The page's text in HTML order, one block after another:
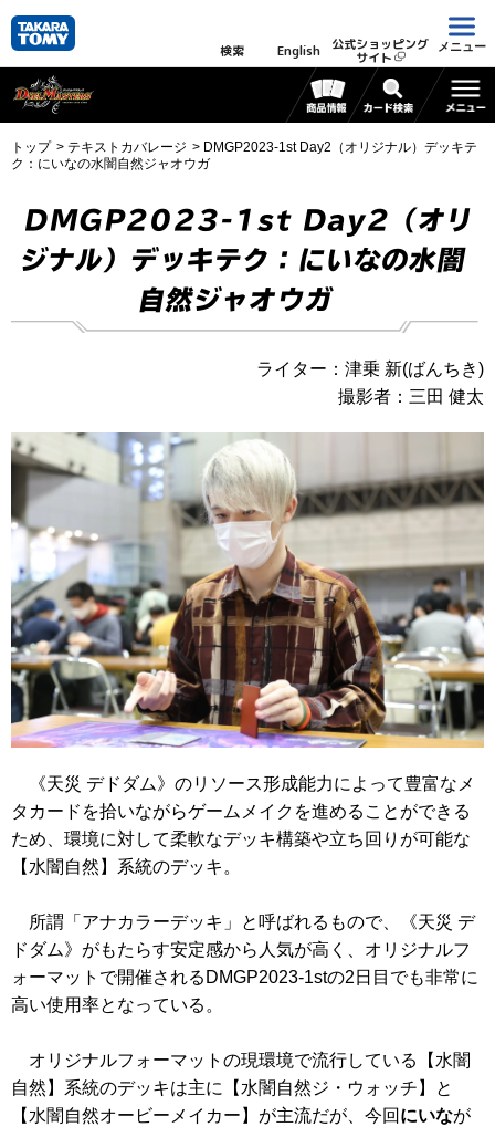
検索 English 公式ショッピング
サイト
メニュー
トップ テキストカバレージ
DMGP2023-1st Day2（オリジナル）デッキテ
ク：にいなの水闇自然ジャオウガ
DMGP2023-1st Day2（オリ
ジナル）デッキテク：にいなの水闇
自然ジャオウガ
ライター：津乗 新(ばんちき)
撮影者：三田 健太
《天災 デドダム》 のリソース形成能力によって豊富なメ
タカードを拾いながらゲームメイクを進めることができる
ため、環境に対して柔軟なデッキ構築や立ち回りが可能な
【水闇自然】系統のデッキ。
所謂「アナカラーデッキ」と呼ばれるもので、
《天災 デ
ドダム》 がもたらす安定感から人気が高く、オリジナルフ
ォーマットで開催されるDMGP2023-1stの2日目でも非常に
高い使用率となっている。
オリジナルフォーマットの現環境で流行している【水闇
自然】系統のデッキは主に【水闇自然ジ・ウォッチ】と
【水闇自然オービーメイカー】が主流だが、今回 にいなが